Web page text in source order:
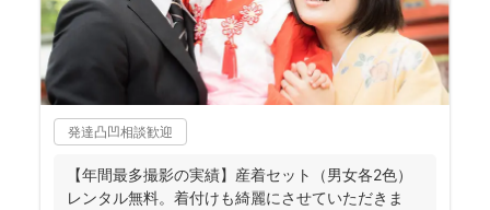
発達凸凹相談歓迎
【年間最多撮影の実績】産着セット（男女各2色）
レンタル無料。着付けも綺麗にさせていただきま